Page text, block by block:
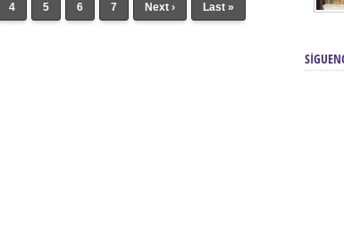
4 5 6 7 Next › Last »